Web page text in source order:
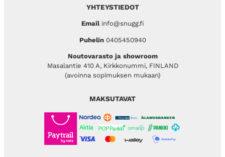
YHTEYSTIEDOT
Emailinfo@snugg.fi
Puhelin 0405450940
Noutovarasto ja showroom
Masalantie 410 A, Kirkkonummi, FINLAND
(avoinna sopimuksen mukaan)
MAKSUTAVAT